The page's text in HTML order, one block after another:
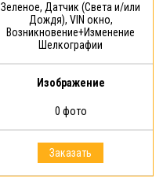
Зеленое, Датчик (Света и/или
Дождя), VIN окно,
Возникновение+Изменение
Шелкографии
Изображение
0 фото
Заказать